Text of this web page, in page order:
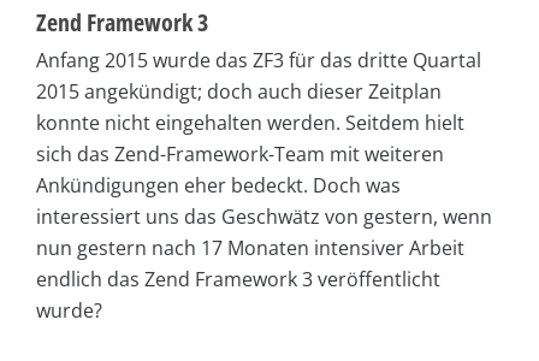
Zend Framework 3
Anfang 2015 wurde das ZF3 für das dritte Quartal
2015 angekündigt; doch auch dieser Zeitplan
konnte nicht eingehalten werden. Seitdem hielt
sich das Zend-Framework-Team mit weiteren
Ankündigungen eher bedeckt. Doch was
interessiert uns das Geschwätz von gestern, wenn
nun gestern nach 17 Monaten intensiver Arbeit
endlich das Zend Framework 3 veröffentlicht
wurde?